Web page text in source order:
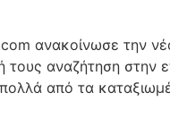
ανακοίνωσε την
τους αναζήτηση
από τα